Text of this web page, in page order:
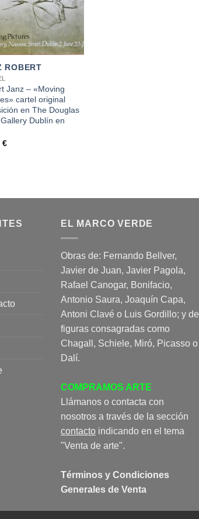
ROBERT
Janz – «Moving
cartel original
en The Douglas
Dublín en
€
EL MARCO VERDE
Obras de: Fernando Bellver,
Javier de Juan, Javier Pagola,
Rafael Canogar, Bonifacio,
Antonio Saura, Joaquín Capa,
Antoni Clavé o Luis Gordillo; y de
figuras consagradas como
Chagall, Schiele, Miró, Picasso o
Dalí.
COMPRAMOS ARTE
Llámanos o contacta con
nosotros a través de la sección
contacto indicando en el tema
"Venta de arte".
Términos y Condiciones
Generales de Venta